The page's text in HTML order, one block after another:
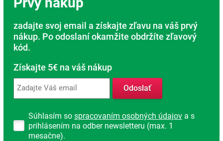
- 11cm hrubá vrstva zónovaného jadra
pružnosť, vdušnosť a prirodzenú tuhosť.
zadajte svoj email a získajte zľavu na váš prvý
nákup. Po odoslaní okamžite obdržíte zľavový
kód.
Získajte 5€ na váš nákup
Odoslať
Súhlasím so spracovaním osobných údajov a s
prihlásením na odber newsletteru (max. 1
mesačne).